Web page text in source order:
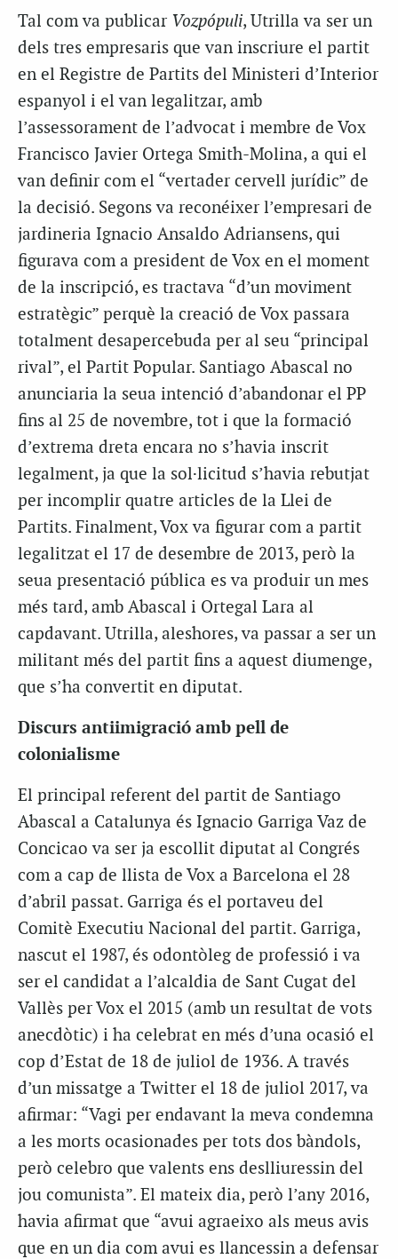
Tal com va publicar Vozpópuli, Utrilla va ser un
dels tres empresaris que van inscriure el partit
en el Registre de Partits del Ministeri d’Interior
espanyol i el van legalitzar, amb
l’assessorament de l’advocat i membre de Vox
Francisco Javier Ortega Smith-Molina, a qui el
van definir com el “vertader cervell jurídic” de
la decisió. Segons va reconéixer l’empresari de
jardineria Ignacio Ansaldo Adriansens, qui
figurava com a president de Vox en el moment
de la inscripció, es tractava “d’un moviment
estratègic” perquè la creació de Vox passara
totalment desapercebuda per al seu “principal
rival”, el Partit Popular. Santiago Abascal no
anunciaria la seua intenció d’abandonar el PP
fins al 25 de novembre, tot i que la formació
d’extrema dreta encara no s’havia inscrit
legalment, ja que la sol·licitud s’havia rebutjat
per incomplir quatre articles de la Llei de
Partits. Finalment, Vox va figurar com a partit
legalitzat el 17 de desembre de 2013, però la
seua presentació pública es va produir un mes
més tard, amb Abascal i Ortegal Lara al
capdavant. Utrilla, aleshores, va passar a ser un
militant més del partit fins a aquest diumenge,
que s’ha convertit en diputat.
Discurs antiimigració amb pell de
colonialisme
El principal referent del partit de Santiago
Abascal a Catalunya és Ignacio Garriga Vaz de
Concicao va ser ja escollit diputat al Congrés
com a cap de llista de Vox a Barcelona el 28
d’abril passat. Garriga és el portaveu del
Comitè Executiu Nacional del partit. Garriga,
nascut el 1987, és odontòleg de professió i va
ser el candidat a l’alcaldia de Sant Cugat del
Vallès per Vox el 2015 (amb un resultat de vots
anecdòtic) i ha celebrat en més d’una ocasió el
cop d’Estat de 18 de juliol de 1936. A través
d’un missatge a Twitter el 18 de juliol 2017, va
afirmar: “Vagi per endavant la meva condemna
a les morts ocasionades per tots dos bàndols,
però celebro que valents ens deslliuressin del
jou comunista”. El mateix dia, però l’any 2016,
havia afirmat que “avui agraeixo als meus avis
que en un dia com avui es llancessin a defensar